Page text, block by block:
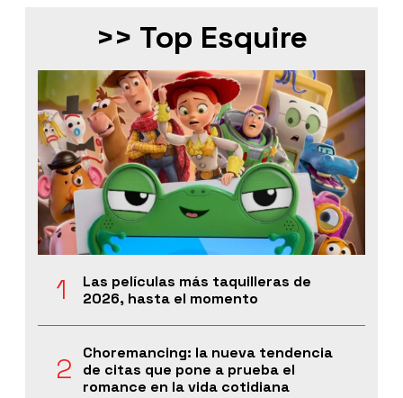
>> Top Esquire
Las películas más taquilleras de
2026, hasta el momento
Choremancing: la nueva tendencia
de citas que pone a prueba el
romance en la vida cotidiana